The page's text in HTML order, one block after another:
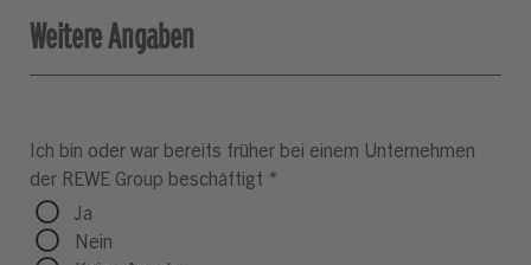
Weitere Angaben
Ich bin oder war bereits früher bei einem Unternehmen
der REWE Group beschäftigt *
Ja
Nein